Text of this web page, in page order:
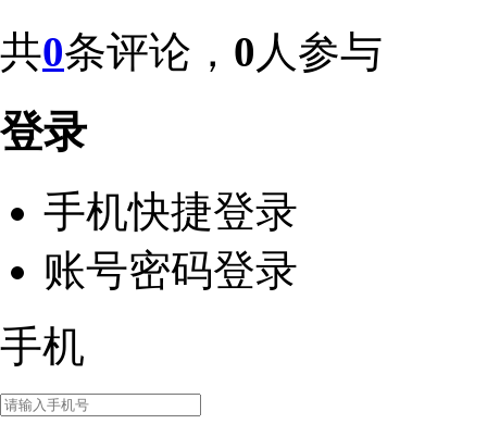
共0条评论， 0 人参与
登录
手机快捷登录
账号密码登录
手机